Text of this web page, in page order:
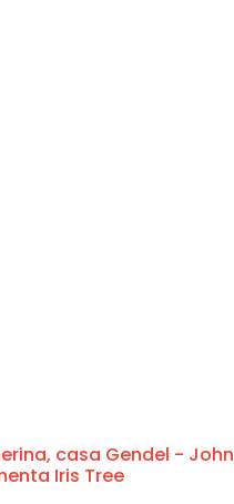
casa Gendel - John
Iris Tree